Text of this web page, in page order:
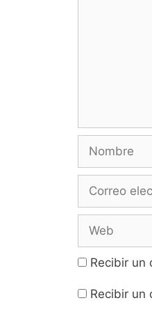
Nombre
Correo
Web
Recibir un
Recibir un